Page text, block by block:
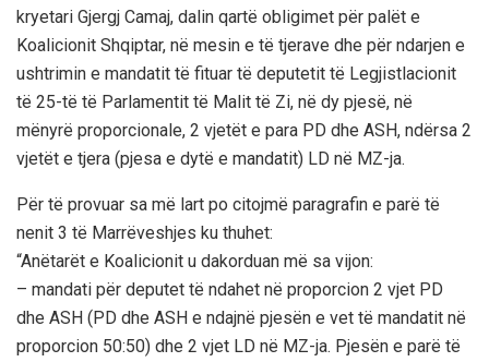
kryetari Gjergj Camaj, dalin qartë obligimet për palët e
Koalicionit Shqiptar, në mesin e të tjerave dhe për ndarjen e
ushtrimin e mandatit të fituar të deputetit të Legjistlacionit
të 25-të të Parlamentit të Malit të Zi, në dy pjesë, në
mënyrë proporcionale, 2 vjetët e para PD dhe ASH, ndërsa 2
vjetët e tjera (pjesa e dytë e mandatit) LD në MZ-ja.
Për të provuar sa më lart po citojmë paragrafin e parë të
nenit 3 të Marrëveshjes ku thuhet:
“Anëtarët e Koalicionit u dakorduan më sa vijon:
– mandati për deputet të ndahet në proporcion 2 vjet PD
dhe ASH (PD dhe ASH e ndajnë pjesën e vet të mandatit në
proporcion 50:50) dhe 2 vjet LD në MZ-ja. Pjesën e parë të